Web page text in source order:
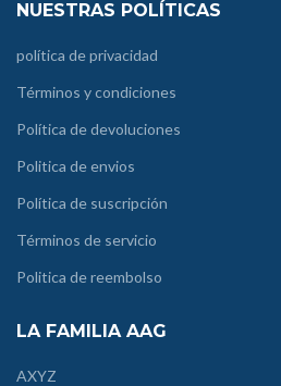
NUESTRAS POLÍTICAS
política de privacidad
Términos y condiciones
Política de devoluciones
Politica de envios
Política de suscripción
Términos de servicio
Politica de reembolso
LA FAMILIA AAG
AXYZ